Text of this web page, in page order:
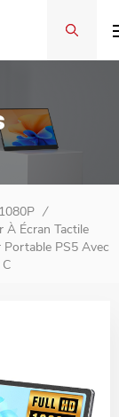
/
À Écran Tactile
PS5 Avec